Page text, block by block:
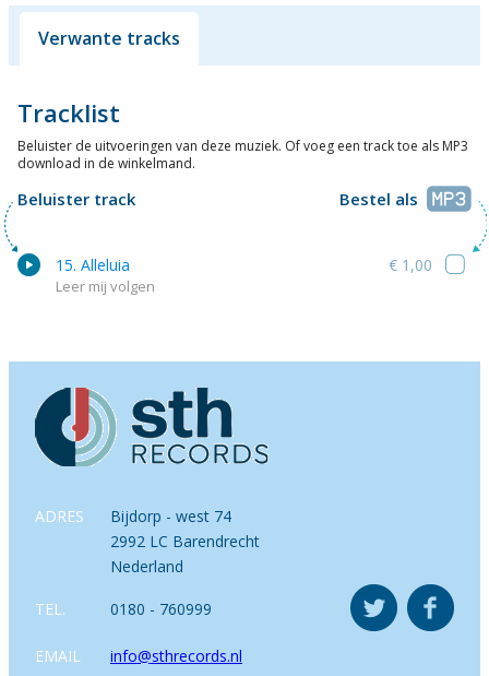
Verwante tracks
Tracklist
Beluister de uitvoeringen van deze muziek. Of voeg een track toe als MP3
download in de winkelmand.
Beluister track Bestel als
15. Alleluia
Leer mij volgen
€ 1,00
ADRES
Bijdorp - west 74
2992 LC Barendrecht
Nederland
TEL. 0180 - 760999
EMAIL info@sthrecords.nl